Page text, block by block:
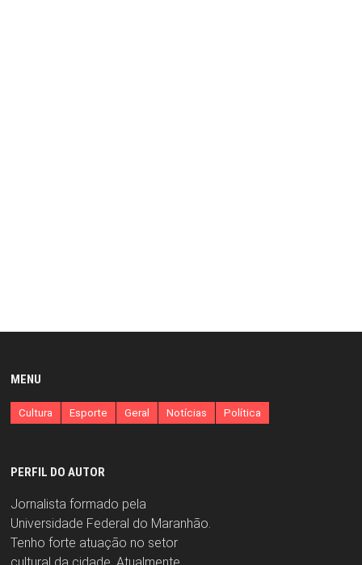
MENU
Cultura Esporte Geral Notícias Política
PERFIL DO AUTOR
Jornalista formado pela
Universidade Federal do Maranhão.
Tenho forte atuação no setor